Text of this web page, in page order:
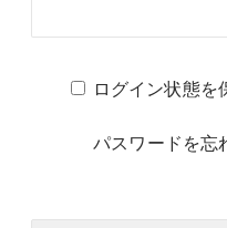
ログイン状態を
パスワードを忘